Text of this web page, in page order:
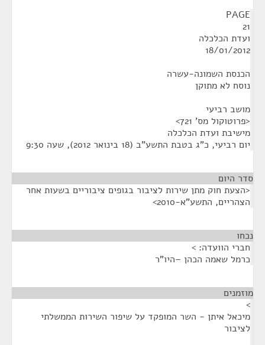
PAGE
21
ועדת הכלכלה
18/01/2012
הכנסת השמונה-עשרה
נוסח לא מתוקן
מושב רביעי
<פרוטוקול מס' 721>
מישיבת ועדת הכלכלה
יום רביעי, כ"ג בטבת התשע"ב (18 בינואר 2012), שעה 9:30
סדר היום
<הצעת חוק מתן שירות לציבור בגופים ציבוריים בשעות אחר
הצהריים, התשע"א-2010>
נכחו
חברי הוועדה: >
כרמל שאמה הכהן –היו"ר
מוזמנים
>
מיכאל איתן - השר המופקד על שיפור השירות הממשלתי
לציבור